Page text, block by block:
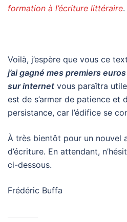
formation à l’écriture littéraire.
Voilà, j’espère que vous ce
j’ai gagné mes premiers
sur internet vous paraîtra
est de s’armer de patience et
persistance, car l’édifice se
À très bientôt pour un nouvel
d’écriture. En attendant,
ci-dessous.
Frédéric Buffa